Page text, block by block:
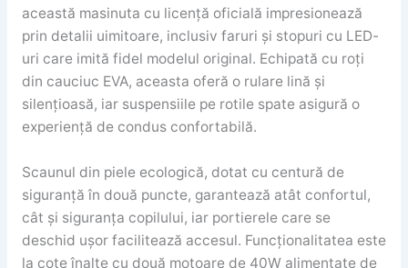
această masinuta cu licență oficială impresionează
prin detalii uimitoare, inclusiv faruri și stopuri cu LED-
uri care imită fidel modelul original. Echipată cu roți
din cauciuc EVA, aceasta oferă o rulare lină și
silențioasă, iar suspensiile pe rotile spate asigură o
experiență de condus confortabilă.
Scaunul din piele ecologică, dotat cu centură de
siguranță în două puncte, garantează atât confortul,
cât și siguranța copilului, iar portierele care se
deschid ușor facilitează accesul. Funcționalitatea este
la cote înalte cu două motoare de 40W alimentate de